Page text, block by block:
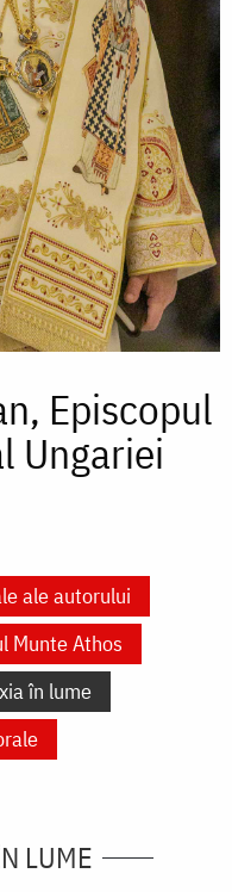
Episcopul
Ungariei
ale autorului
Munte Athos
în lume
LUME